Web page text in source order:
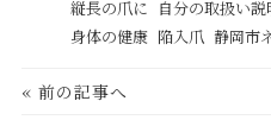
縦長の爪に 自分の取扱い説
身体の健康 陥入爪 静岡市
« 前の記事へ